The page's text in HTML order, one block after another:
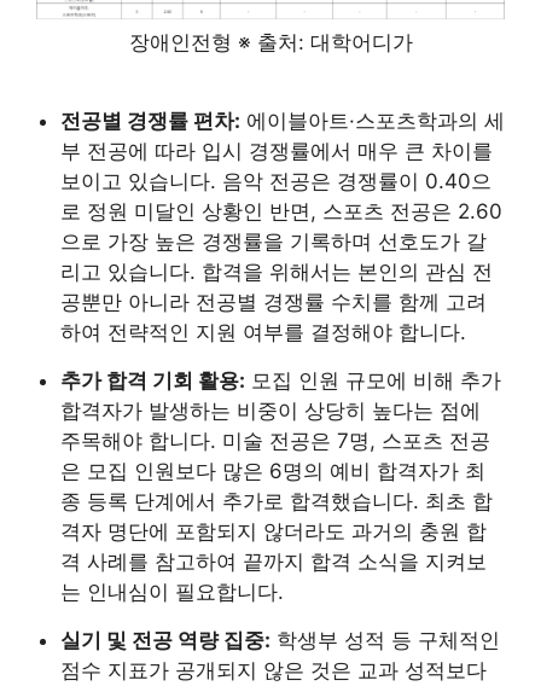
장애인전형 ※ 출처: 대학어디가
전공별 경쟁률 편차: 에이블아트·스포츠학과의 세
부 전공에 따라 입시 경쟁률에서 매우 큰 차이를
보이고 있습니다. 음악 전공은 경쟁률이 0.40으
로 정원 미달인 상황인 반면, 스포츠 전공은 2.60
으로 가장 높은 경쟁률을 기록하며 선호도가 갈
리고 있습니다. 합격을 위해서는 본인의 관심 전
공뿐만 아니라 전공별 경쟁률 수치를 함께 고려
하여 전략적인 지원 여부를 결정해야 합니다.
추가 합격 기회 활용: 모집 인원 규모에 비해 추가
합격자가 발생하는 비중이 상당히 높다는 점에
주목해야 합니다. 미술 전공은 7명, 스포츠 전공
은 모집 인원보다 많은 6명의 예비 합격자가 최
종 등록 단계에서 추가로 합격했습니다. 최초 합
격자 명단에 포함되지 않더라도 과거의 충원 합
격 사례를 참고하여 끝까지 합격 소식을 지켜보
는 인내심이 필요합니다.
실기 및 전공 역량 집중: 학생부 성적 등 구체적인
점수 지표가 공개되지 않은 것은 교과 성적보다